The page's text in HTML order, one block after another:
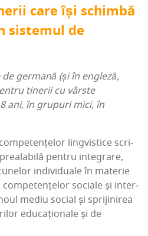
care își schim­bă
sis­te­mul de
ger­ma­nă (și în engle­ză,
tine­rii cu vâr­ste
ani, în gru­puri mici, în
ling­vis­ti­ce scri­
pen­tru inte­gra­re,
indi­vi­du­a­le în mate­rie
com­pe­ten­țe­lor soci­a­le și inter­
mediu soci­al și spri­ji­ni­rea
edu­ca­țio­na­le și de